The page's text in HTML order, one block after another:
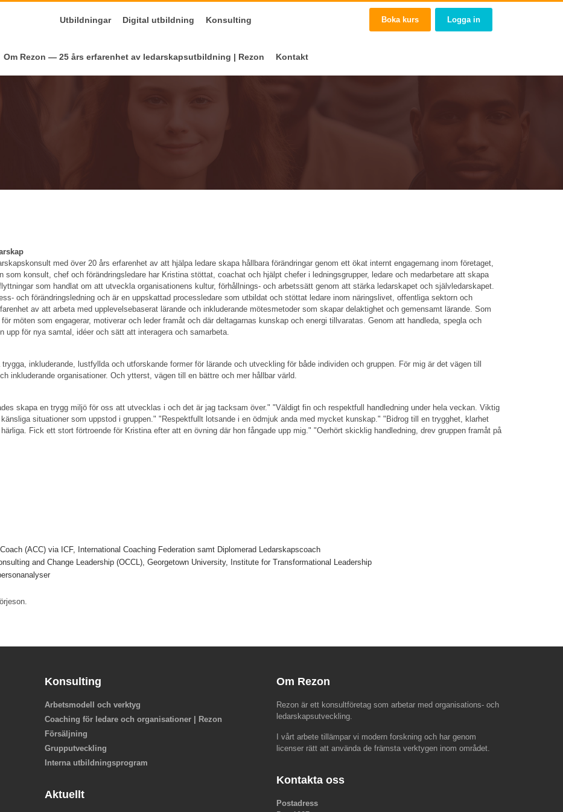
Utbildningar Digital utbildning Konsulting
Om Rezon — 25 års erfarenhet av ledarskapsutbildning | Rezon Kontakt
Boka kurs Logga in
med över 20 års erfarenhet av att hjälpa ledare skapa hållbara förändringar genom ett ökat internt engagemang inom företaget,
som konsult, chef och förändringsledare har Kristina stöttat, coachat och hjälpt chefer i ledningsgrupper, ledare och medarbetare att skapa
som handlat om att utveckla organisationens kultur, förhållnings- och arbetssätt genom att stärka ledarskapet och självledarskapet.
och förändringsledning och är en uppskattad processledare som utbildat och stöttat ledare inom näringslivet, offentliga sektorn och
av att arbeta med upplevelsebaserat lärande och inkluderande mötesmetoder som skapar delaktighet och gemensamt lärande. Som
möten som engagerar, motiverar och leder framåt och där deltagarnas kunskap och energi tillvaratas. Genom att handleda, spegla och
upp för nya samtal, idéer och sätt att interagera och samarbeta.
inkluderande, lustfyllda och utforskande former för lärande och utveckling för både individen och gruppen. För mig är det vägen till
inkluderande organisationer. Och ytterst, vägen till en bättre och mer hållbar värld.
skapa en trygg miljö för oss att utvecklas i och det är jag tacksam över." "Väldigt fin och respektfull handledning under hela veckan. Viktig
situationer som uppstod i gruppen." "Respektfullt lotsande i en ödmjuk anda med mycket kunskap." "Bidrog till en trygghet, klarhet
Fick ett stort förtroende för Kristina efter att en övning där hon fångade upp mig." "Oerhört skicklig handledning, drev gruppen framåt på
(ACC) via ICF, International Coaching Federation samt Diplomerad Ledarskapscoach
and Change Leadership (OCCL), Georgetown University, Institute for Transformational Leadership
Konsulting
Arbetsmodell och verktyg
Coaching för ledare och organisationer | Rezon
Försäljning
Grupputveckling
Interna utbildningsprogram
Aktuellt
Om Rezon
Rezon är ett konsultföretag som arbetar med organisations- och
ledarskapsutveckling.
I vårt arbete tillämpar vi modern forskning och har genom
licenser rätt att använda de främsta verktygen inom området.
Kontakta oss
Postadress